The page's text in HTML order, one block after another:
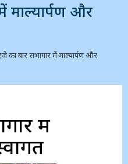
माल्यार्पण और
का बार सभागार में माल्यार्पण और
में